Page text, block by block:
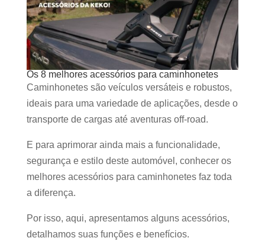
Os 8 melhores acessórios para caminhonetes
Caminhonetes são veículos versáteis e robustos,
ideais para uma variedade de aplicações, desde o
transporte de cargas até aventuras off-road.
E para aprimorar ainda mais a funcionalidade,
segurança e estilo deste automóvel, conhecer os
melhores acessórios para caminhonetes faz toda
a diferença.
Por isso, aqui, apresentamos alguns acessórios,
detalhamos suas funções e benefícios.